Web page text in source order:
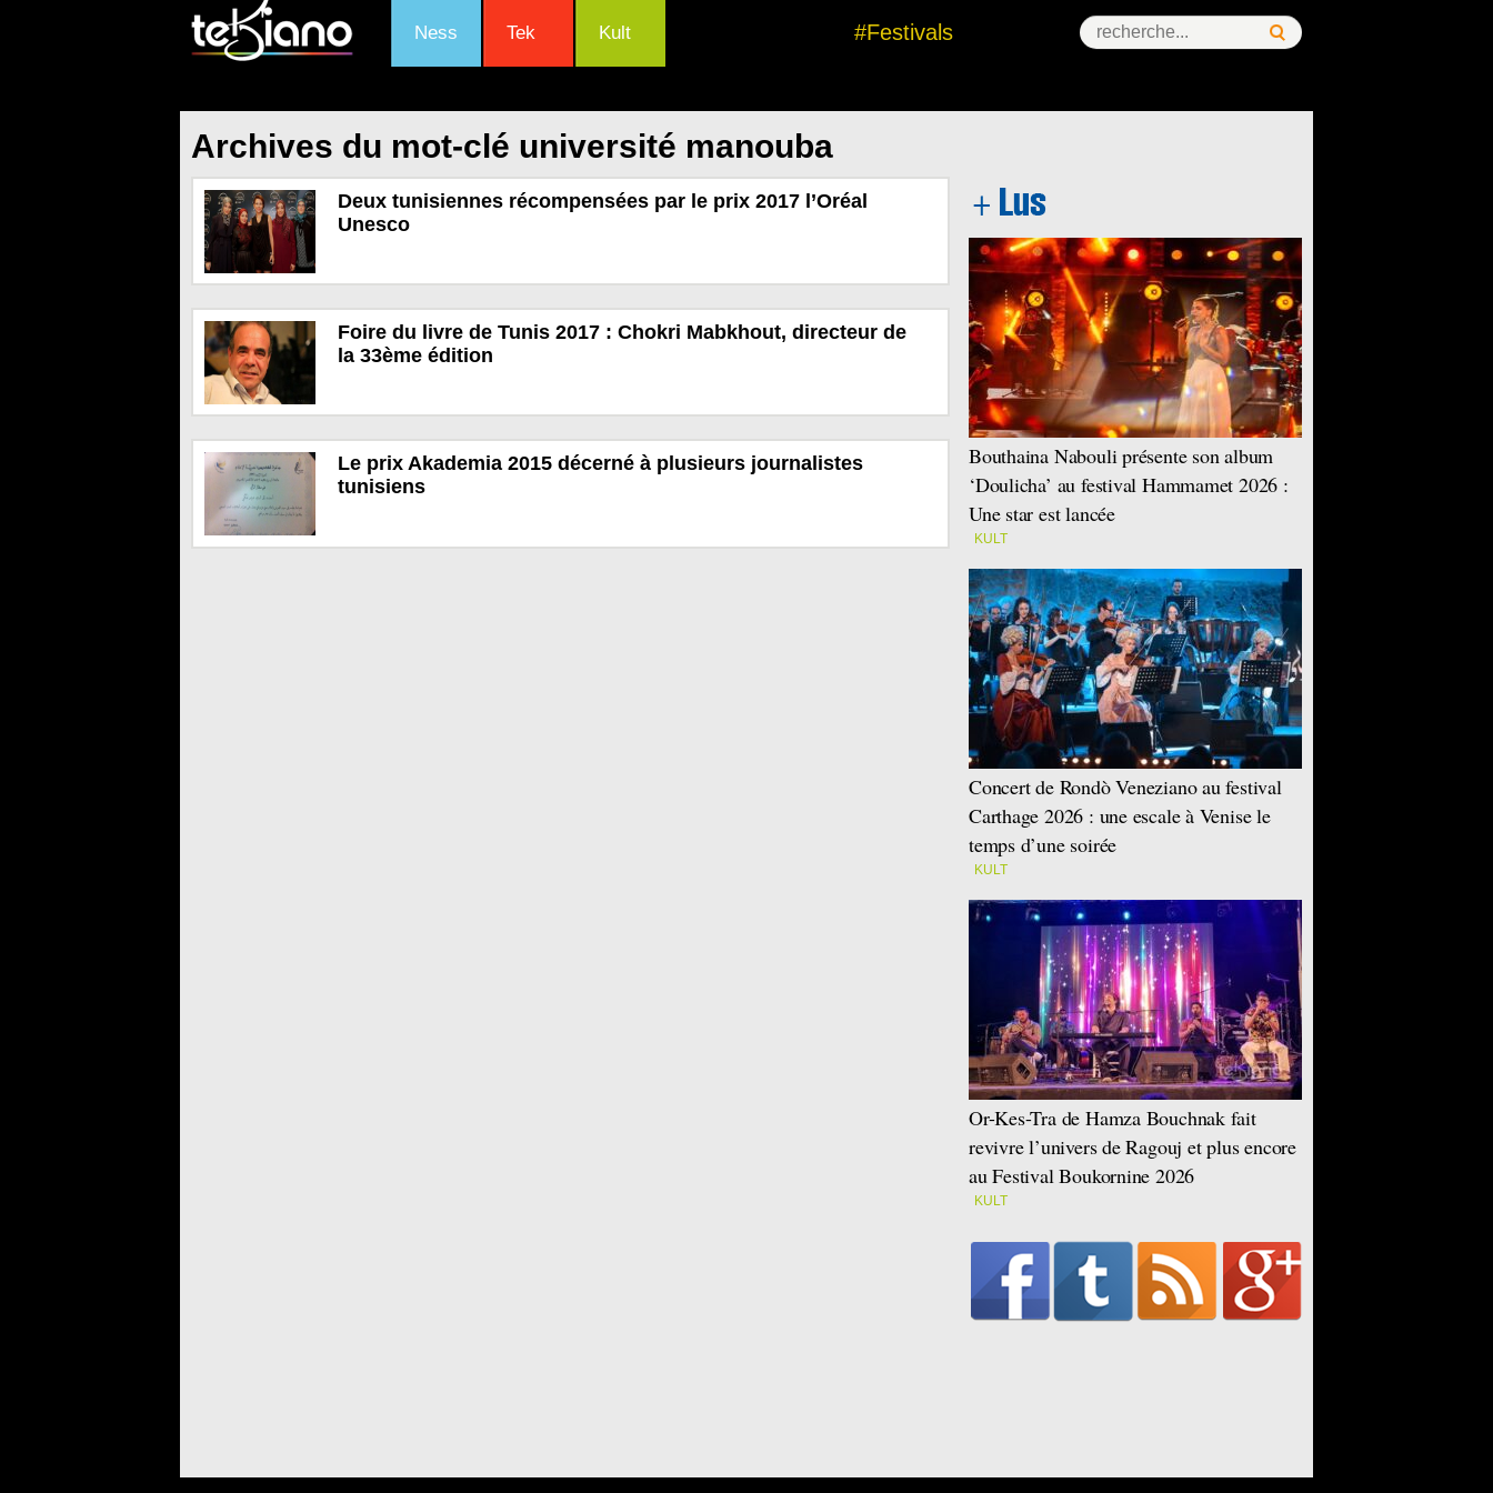
Ness Tek Kult #Festivals
Archives du mot-clé université manouba
Deux tunisiennes récompensées par le prix 2017 l’Oréal
Unesco
Foire du livre de Tunis 2017 : Chokri Mabkhout, directeur de
la 33ème édition
Le prix Akademia 2015 décerné à plusieurs journalistes
tunisiens
Bouthaina Nabouli présente son album
‘Doulicha’ au festival Hammamet 2026 :
Une star est lancée
KULT
Concert de Rondò Veneziano au festival
Carthage 2026 : une escale à Venise le
temps d’une soirée
KULT
Or-Kes-Tra de Hamza Bouchnak fait
revivre l’univers de Ragouj et plus encore
au Festival Boukornine 2026
KULT